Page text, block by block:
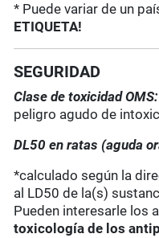
* Puede variar de un
ETIQUETA!
SEGURIDAD
Clase de toxicidad OMS:
peligro agudo de
DL50 en ratas (aguda
*calculado según la
al LD50 de la(s)
Pueden interesarle los
toxicología de los